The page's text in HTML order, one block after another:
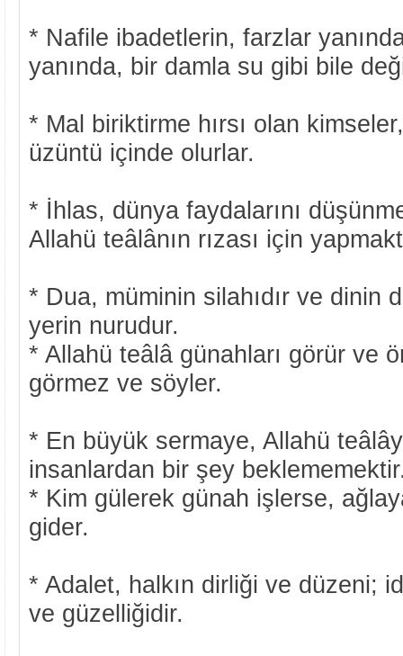
* Nafile ibadetlerin, farzlar
yanında, bir damla su gibi bile
* Mal biriktirme hırsı olan
üzüntü içinde olurlar.
* İhlas, dünya faydalarını
Allahü teâlânın rızası için
* Dua, müminin silahıdır ve dinin
yerin nurudur.
* Allahü teâlâ günahları görür ve
görmez ve söyler.
* En büyük sermaye, Allahü
insanlardan bir şey
* Kim gülerek günah işlerse,
gider.
* Adalet, halkın dirliği ve düzeni;
ve güzelliğidir.